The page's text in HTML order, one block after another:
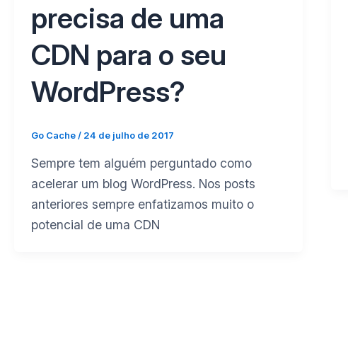
precisa de uma
CDN para o seu
WordPress?
Go Cache/ 24 de julho de 2017
Sempre tem alguém perguntado como
acelerar um blog WordPress. Nos posts
anteriores sempre enfatizamos muito o
potencial de uma CDN